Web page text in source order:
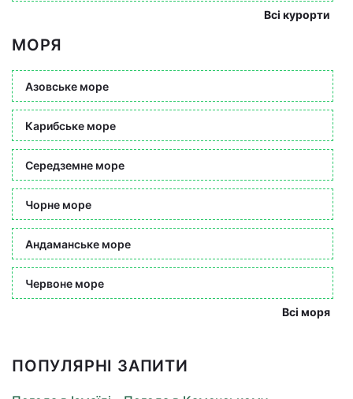
Всі курорти
МОРЯ
Азовське море
Карибське море
Середземне море
Чорне море
Андаманське море
Червоне море
Всі моря
ПОПУЛЯРНІ ЗАПИТИ